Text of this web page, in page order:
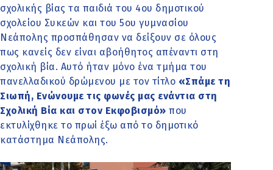
σχολικής βίας τα παιδιά του 4ου δημοτικού
σχολείου Συκεών και του 5ου γυμνασίου
Νεάπολης προσπάθησαν να δείξουν σε όλους
πως κανείς δεν είναι αβοήθητος απέναντι στη
σχολική βία. Αυτό ήταν μόνο ένα τμήμα του
πανελλαδικού δρώμενου με τον τίτλο «Σπάμε τη
Σιωπή, Ενώνουμε τις φωνές μας ενάντια στη
Σχολική Βία και στον Εκφοβισμό» που
εκτυλίχθηκε το πρωί έξω από το δημοτικό
κατάστημα Νεάπολης.